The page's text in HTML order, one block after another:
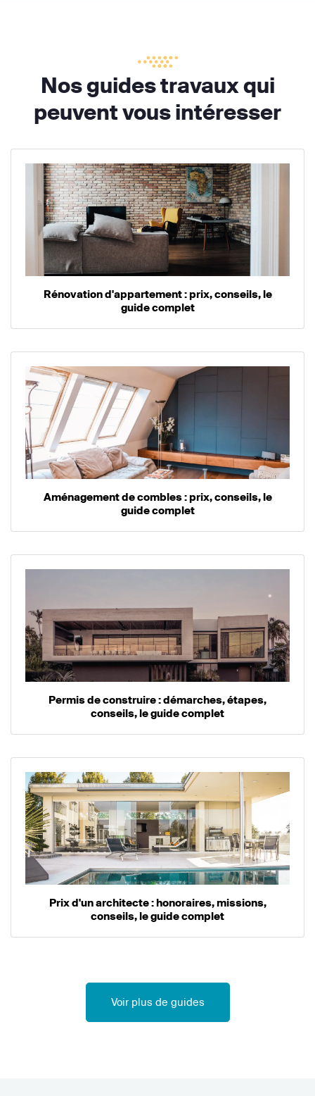
Nos guides travaux qui
peuvent vous intéresser
Rénovation d'appartement : prix, conseils, le
guide complet
Aménagement de combles : prix, conseils, le
guide complet
Permis de construire : démarches, étapes,
conseils, le guide complet
Prix d'un architecte : honoraires, missions,
conseils, le guide complet
Voir plus de guides